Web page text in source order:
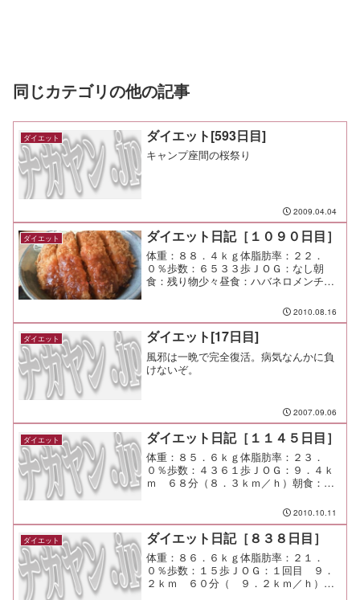
同じカテゴリの他の記事
ダイエット ダイエット[593日目]
キャンプ座間の桜祭り
2009.04.04
ダイエット ダイエット日記［１０９０日目］
体重：８８．４ｋｇ体脂肪率：２２．
０％歩数：６５３３歩ＪＯＧ：なし朝
食：残り物少々昼食：ハバネロメンチカ
駅間食：メモ：暑すぎるー まじで勘弁
してー
2010.08.16
ダイエット ダイエット[17日目]
風邪は一晩で完全復活。病気なんかに負
けないぞ。
2007.09.06
ダイエット ダイエット日記［１１４５日目］
体重：８５．６ｋｇ体脂肪率：２３．
０％歩数：４３６１歩ＪＯＧ：９．４ｋ
ｍ ６８分（８．３ｋｍ／ｈ）朝食：サ
オマンガイ少々間食：カオマンガイの肉
メモ：朝ジョグは気持ちいいけど、トイ
レ（それも大きい方）に行き...
2010.10.11
ダイエット ダイエット日記［８３８日目］
体重：８６．６ｋｇ体脂肪率：２１．
０％歩数：１５歩ＪＯＧ：１回目 ９．
２ｋｍ ６０分（ ９．２ｋｍ／ｈ）２